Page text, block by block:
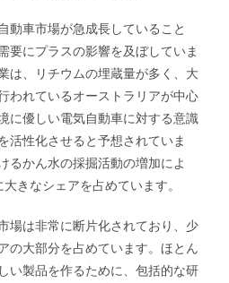
動車市場が急成長していること
要にプラスの影響を及ぼしていま
は、リチウムの埋蔵量が多く、大
われているオーストラリアが中心
に優しい電気自動車に対する意識
活性化させると予想されていま
るかん水の採掘活動の増加によ
きなシェアを占めています。
場は非常に断片化されており、少
の大部分を占めています。ほとん
い製品を作るために、包括的な研